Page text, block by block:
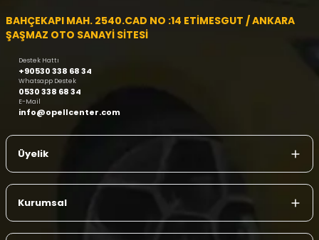
BAHÇEKAPI MAH. 2540.CAD NO :14 ETİMESGUT / ANKARA
ŞAŞMAZ OTO SANAYİ SİTESİ
Destek Hattı
+90530 338 68 34
Whatsapp Destek
0530 338 68 34
E-Mail
info@opellcenter.com
Üyelik
Kurumsal